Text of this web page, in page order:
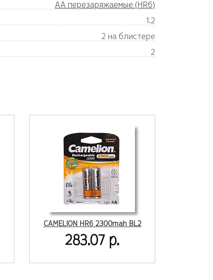
AA перезаряжаемые (HR6)
1.2
2 на блистере
2
CAMELION HR6 2300mah BL2
283.07 р.